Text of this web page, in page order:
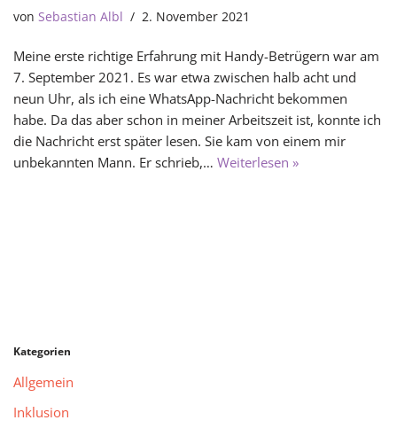
von Sebastian Albl 2. November 2021
Meine erste richtige Erfahrung mit Handy-Betrügern war am
7. September 2021. Es war etwa zwischen halb acht und
neun Uhr, als ich eine WhatsApp-Nachricht bekommen
habe. Da das aber schon in meiner Arbeitszeit ist, konnte ich
die Nachricht erst später lesen. Sie kam von einem mir
unbekannten Mann. Er schrieb,… Weiterlesen »
Kategorien
Allgemein
Inklusion